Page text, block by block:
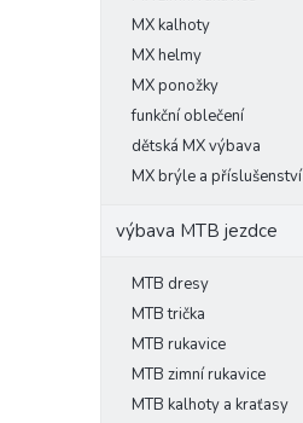
MX kalhoty
MX helmy
MX ponožky
funkční oblečení
dětská MX výbava
MX brýle a příslušenství
výbava MTB jezdce
MTB dresy
MTB trička
MTB rukavice
MTB zimní rukavice
MTB kalhoty a kraťasy